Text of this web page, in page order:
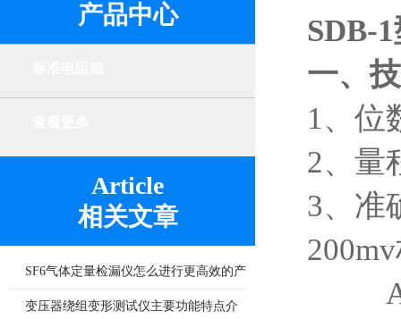
产品中心
Article
相关文章
SF6气体定量检漏仪怎么进行更高效的产
品检漏?
变压器绕组变形测试仪主要功能特点介
SDB-
一、
1、位
2、量
3、准
AC